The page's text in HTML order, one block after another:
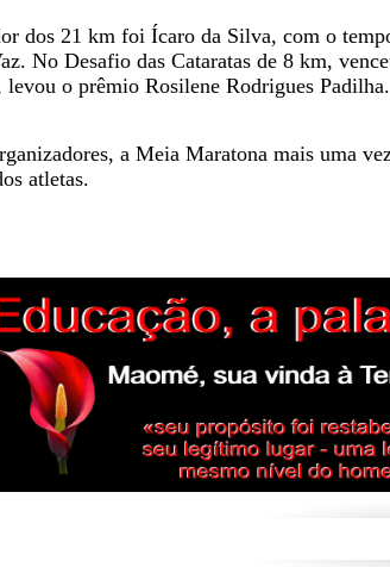
dos 21 km foi Ícaro da Silva, com o
No Desafio das Cataratas de 8 km,
o prêmio Rosilene Rodrigues Padilha.
a Meia Maratona mais uma
atletas.